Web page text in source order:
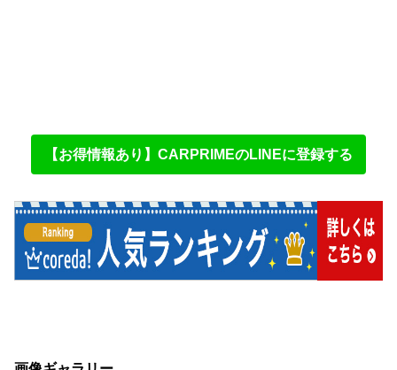
【お得情報あり】CARPRIMEのLINEに登録する